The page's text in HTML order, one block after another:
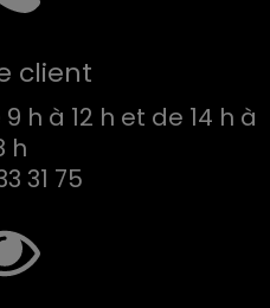
client
h à 12 h et de 14 h à
h
31 75